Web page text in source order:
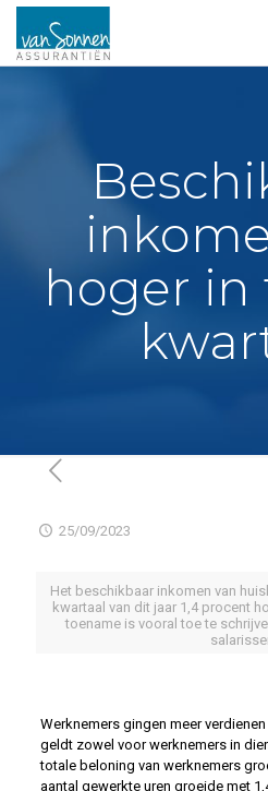
hoger in
25/09/2023
Het beschikbaar inkomen van
kwartaal van dit jaar 1,4 procent
toename is vooral toe te
Werknemers gingen meer
geldt zowel voor werknemers in
totale beloning van werknemers
aantal gewerkte uren groeide met